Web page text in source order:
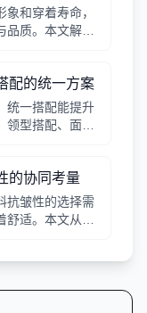
和穿着寿命，
质。本文解析
配的统一方案
统一搭配能提升
型搭配、面料
的协同考量
抗皱性的选择需
适。本文从领